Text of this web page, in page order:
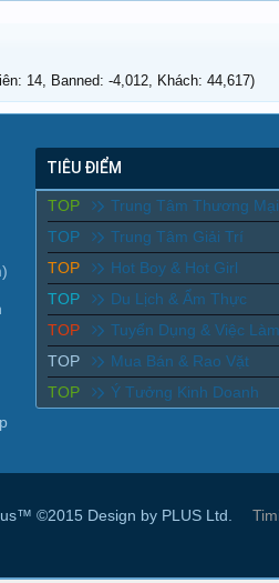
14, Banned: -4,012, Khách: 44,617)
TIÊU ĐIỂM
TOP
Trung Tâm Thương Mại
TOP
Trung Tâm Giải Trí
TOP
Hot Boy & Hot Girl
TOP
Du Lịch & Ẩm Thực
TOP
Tuyển Dụng & Việc Làm
TOP
Mua Bán & Rao Vặt
TOP
Ý Tưởng Kinh Doanh
©2015 Design by PLUS Ltd.